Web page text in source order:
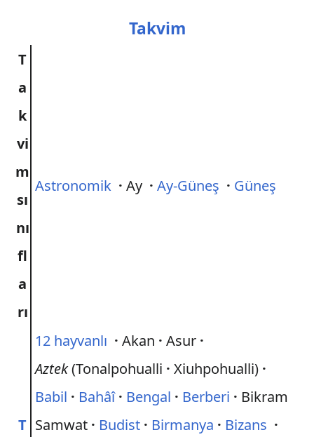
Takvim
T
a
k
vi
m
sı
nı
fl
a
rı
Astronomik · Ay · Ay-Güneş · Güneş
T
12 hayvanlı · Akan · Asur ·
Aztek(Tonalpohualli · Xiuhpohualli) ·
Babil · Bahâî · Bengal · Berberi · Bikram
Samwat · Budist · Birmanya · Bizans ·